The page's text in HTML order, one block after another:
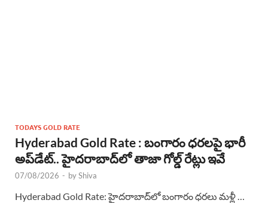
TODAYS GOLD RATE
Hyderabad Gold Rate : బంగారం ధరలపై భారీ
అప్‌డేట్.. హైదరాబాద్‌లో తాజా గోల్డ్ రేట్లు ఇవే
07/08/2026 - byShiva
Hyderabad Gold Rate: హైదరాబాద్‌లో బంగారం ధరలు మళ్లీ …